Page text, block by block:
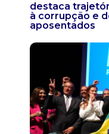
destaca
à corrupção e
aposentados